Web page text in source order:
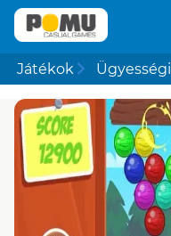
Játékok Ügyességi